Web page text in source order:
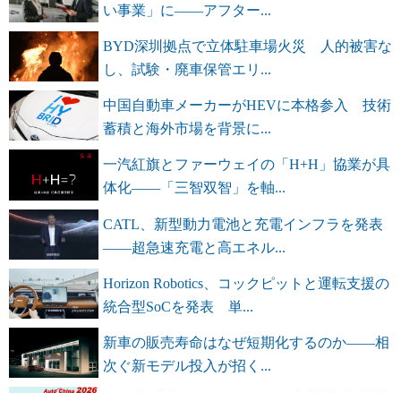
い事業」に――アフター...
BYD深圳拠点で立体駐車場火災 人的被害な
し、試験・廃車保管エリ...
中国自動車メーカーがHEVに本格参入 技術
蓄積と海外市場を背景に...
一汽紅旗とファーウェイの「H+H」協業が具
体化――「三智双智」を軸...
CATL、新型動力電池と充電インフラを発表
――超急速充電と高エネル...
Horizon Robotics、コックピットと運転支援の
統合型SoCを発表 単...
新車の販売寿命はなぜ短期化するのか――相
次ぐ新モデル投入が招く...